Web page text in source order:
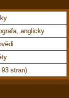
anglicky
stran)